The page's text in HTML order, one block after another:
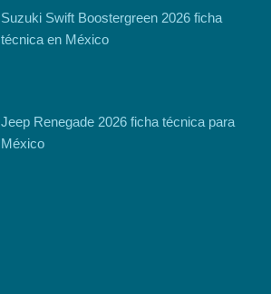
Suzuki Swift Boostergreen 2026 ficha
técnica en México
Jeep Renegade 2026 ficha técnica para
México